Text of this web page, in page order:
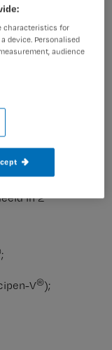
in 2
;
V®);
characteristics for
device. Personalised
audience